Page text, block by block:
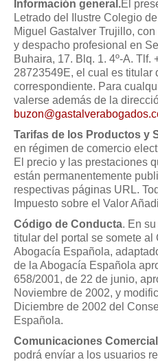
Requerimientos y
Formularios sobre
Modelos de Convocatoria
Modelos de Acta de Junta
Requerimientos y
Legislación
Legislación sobre
Legislación sobre la
Legislación sobre
Legislación de interés
Diccionario
Usuario
Entrar / Salir
Mis boletines
Información general.El
Letrado del Ilustre Colegio
Miguel Gastalver Trujillo,
y despacho profesional en
Buhaira, 17. Blq. 1. 4º-A. Tlf.
28723549E, el cual es titular
correspondiente. Para
valerse además de la
Tarifas de los Productos y
en régimen de comercio
El precio y las prestaciones
están permanentemente
respectivas páginas URL.
Impuesto sobre el Valor
Código de Conducta. En
titular del portal se somete
Abogacía Española,
de la Abogacía Española
658/2001, de 22 de junio,
Noviembre de 2002, y
Diciembre de 2002 del
Española.
Comunicaciones
podrá envíar a los usuarios